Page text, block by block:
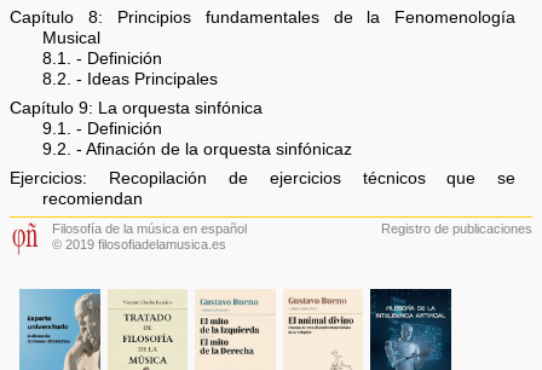
Capítulo 8: Principios fundamentales de la Fenomenología
Musical
8.1. - Definición
8.2. - Ideas Principales
Capítulo 9: La orquesta sinfónica
9.1. - Definición
9.2. - Afinación de la orquesta sinfónicaz
Ejercicios: Recopilación de ejercicios técnicos que se
recomiendan
Filosofía de la música en español
© 2019 filosofiadelamusica.es
Registro de publicaciones